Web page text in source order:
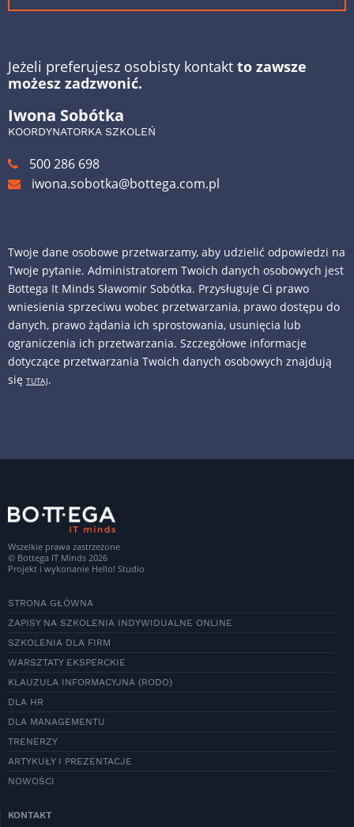
Jeżeli preferujesz osobisty kontakt to zawsze
możesz zadzwonić.
Iwona Sobótka
KOORDYNATORKA SZKOLEŃ
500 286 698
iwona.sobotka@bottega.com.pl
Twoje dane osobowe przetwarzamy, aby udzielić odpowiedzi na
Twoje pytanie. Administratorem Twoich danych osobowych jest
Bottega It Minds Sławomir Sobótka. Przysługuje Ci prawo
wniesienia sprzeciwu wobec przetwarzania, prawo dostępu do
danych, prawo żądania ich sprostowania, usunięcia lub
ograniczenia ich przetwarzania. Szczegółowe informacje
dotyczące przetwarzania Twoich danych osobowych znajdują
się TUTAJ.
Wszelkie prawa zastrzeżone
© Bottega IT Minds 2026
Projekt i wykonanie Hello! Studio
STRONA GŁÓWNA
ZAPISY NA SZKOLENIA INDYWIDUALNE ONLINE
SZKOLENIA DLA FIRM
WARSZTATY EKSPERCKIE
KLAUZULA INFORMACYJNA (RODO)
DLA HR
DLA MANAGEMENTU
TRENERZY
ARTYKUŁY I PREZENTACJE
NOWOŚCI
KONTAKT